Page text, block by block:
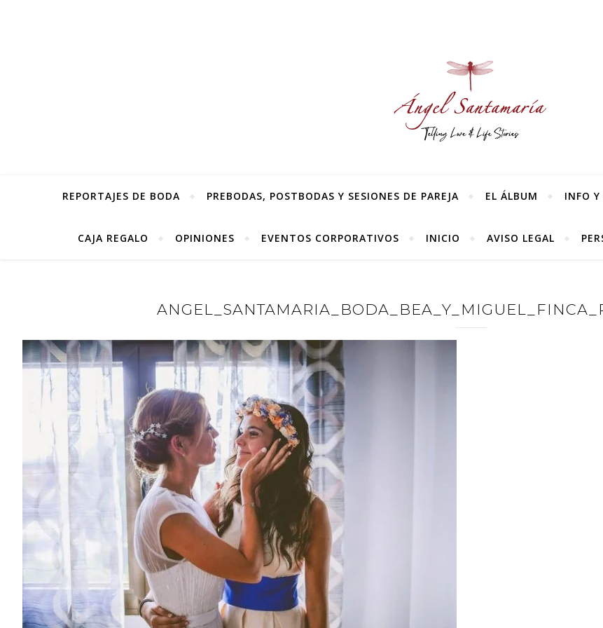
REPORTAJES DE BODA PREBODAS, POSTBODAS Y SESIONES DE PAREJA EL ÁLBUM INFO Y
CAJA REGALO OPINIONES EVENTOS CORPORATIVOS INICIO AVISO LEGAL